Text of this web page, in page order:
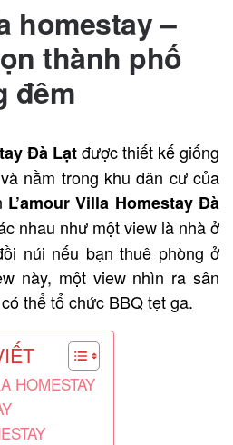
homestay –
thành phố
đêm
Đà Lạtđược thiết kế giống
nằm trong khu dân cư của
L’amour Villa Homestay Đà
nhau như một view là nhà ở
núi nếu bạn thuê phòng ở
này, một view nhìn ra sân
thể tổ chức BBQ tẹt ga.
HOMESTAY